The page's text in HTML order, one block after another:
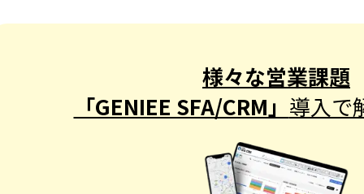
様々な営業課題
「GENIEE SFA/CRM」 導入で